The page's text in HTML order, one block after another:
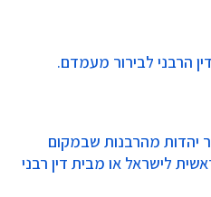
הרבני לבירור מעמדם.
יהדות מהרבנות שבמקום
לישראל או מבית דין רבני